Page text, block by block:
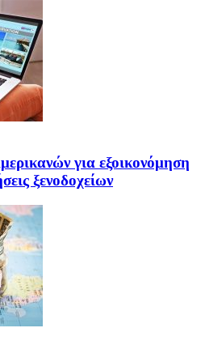
για εξοικονόμηση
ξενοδοχείων